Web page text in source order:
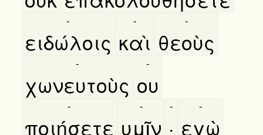
ειδώλοις
-
καὶ
-
θεοὺς
-
χωνευτοὺς
-
ου
-
ποιήσετε
-
υμῖν
-
·
-
εγὼ
-